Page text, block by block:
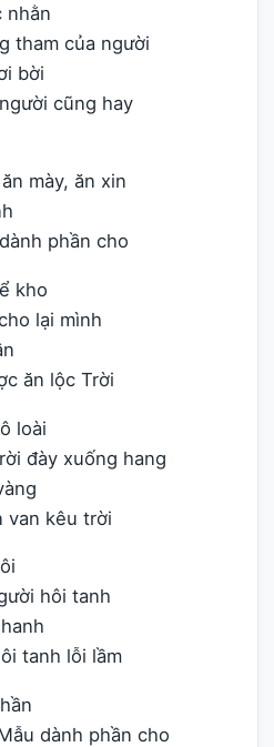
nhằn
tham của người
bời
cũng hay
mày, ăn xin
phần cho
kho
lại mình
ăn lộc Trời
loài
đày xuống hang
van kêu trời
hôi tanh
tanh lỗi lầm
dành phần cho